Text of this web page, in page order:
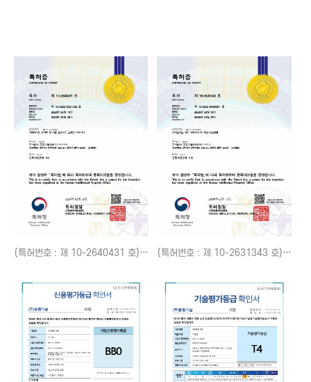
(특허번호 : 제 10-2640431 호) 커패시터용 분리막 및 이를 포함하는 그래핀 커패시터 (특허번호 : 제 10-2631343 호) 하이브리드 이온 커패시터 및 이의 제조방법